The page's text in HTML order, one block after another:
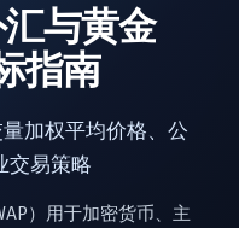
与黄金
指南
加权平均价格、公
交易策略
）用于加密货币、主